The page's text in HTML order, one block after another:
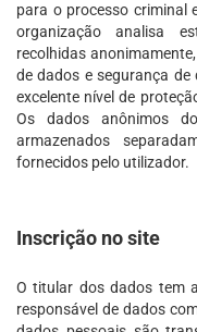
para o processo criminal
organização analisa
recolhidas
de dados e segurança
excelente nível de
Os dados anônimos
armazenados
fornecidos pelo utilizador.
Inscrição no site
O titular dos dados tem
responsável de dados